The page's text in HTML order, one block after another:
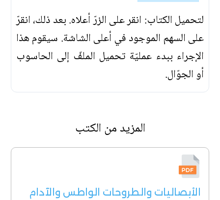
لتحميل الكتاب: انقر على الزرّ أعلاه. بعد ذلك، انقرّ
على السهم الموجود في أعلى الشاشة. سيقوم هذا
الإجراء ببدء عمليّة تحميل الملفّ إلى الحاسوب
أو الجوّال.
المزيد من الكتب
الأبصاليات والطروحات الواطس والآدام